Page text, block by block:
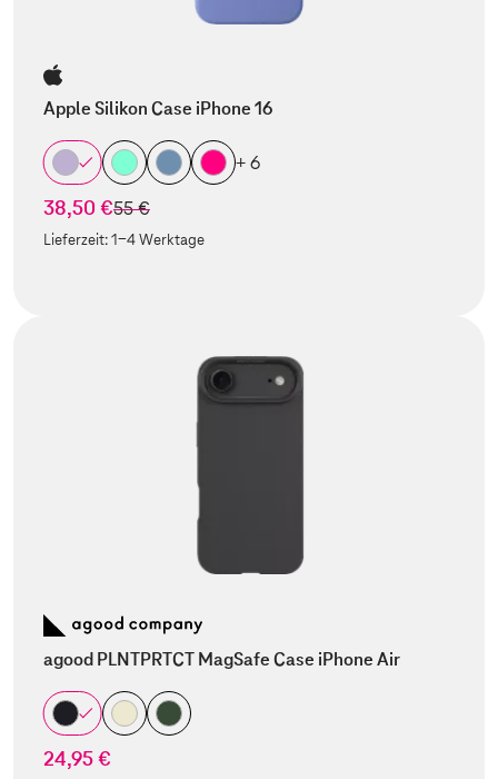
Apple Silikon Case iPhone 16
+ 6
38,50 €statt
55 €
Lieferzeit:1-4 Werktage
agood PLNTPRTCT MagSafe Case iPhone Air
24,95 €